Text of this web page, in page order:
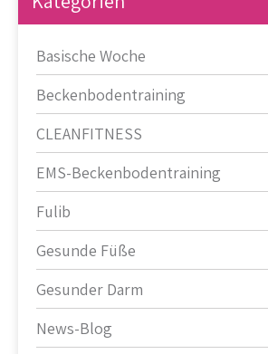
Basische Woche
Beckenbodentraining
CLEANFITNESS
EMS-Beckenbodentraining
Fulib
Gesunde Füße
Gesunder Darm
News-Blog